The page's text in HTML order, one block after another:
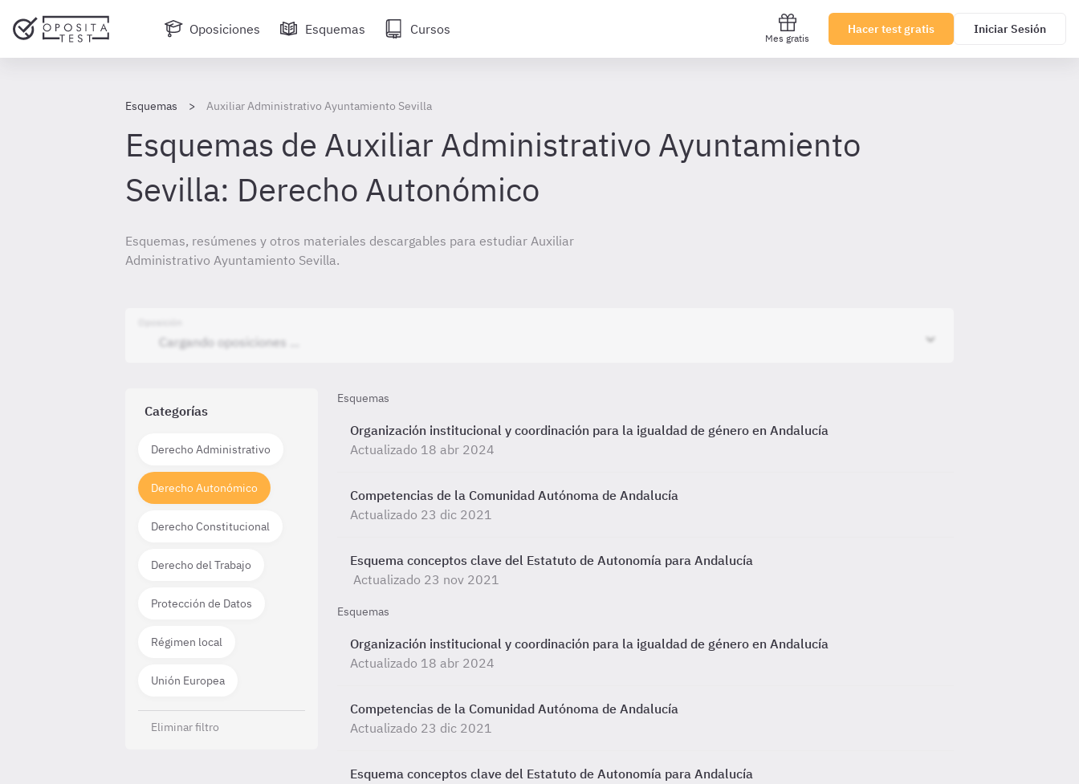
Oposiciones Esquemas Cursos
Mes gratis
Hacer test gratis Iniciar Sesión
Esquemas Auxiliar Administrativo Ayuntamiento Sevilla
Esquemas de Auxiliar Administrativo Ayuntamiento
Sevilla: Derecho Autonómico
Esquemas, resúmenes y otros materiales descargables para estudiar Auxiliar
Administrativo Ayuntamiento Sevilla.
Categorías
Derecho Administrativo
Derecho Autonómico
Derecho Constitucional
Derecho del Trabajo
Protección de Datos
Régimen local
Unión Europea
Eliminar filtro
Esquemas
Organización institucional y coordinación para la igualdad de género en Andalucía
Actualizado 18 abr 2024
Competencias de la Comunidad Autónoma de Andalucía
Actualizado 23 dic 2021
Esquema conceptos clave del Estatuto de Autonomía para Andalucía
Actualizado 23 nov 2021
Esquemas
Organización institucional y coordinación para la igualdad de género en Andalucía
Actualizado 18 abr 2024
Competencias de la Comunidad Autónoma de Andalucía
Actualizado 23 dic 2021
Esquema conceptos clave del Estatuto de Autonomía para Andalucía